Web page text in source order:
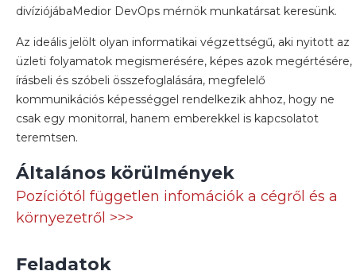
divíziójábaMedior DevOps mérnök munkatársat keresünk.
Az ideális jelölt olyan informatikai végzettségű, aki nyitott az
üzleti folyamatok megismerésére, képes azok megértésére,
írásbeli és szóbeli összefoglalására, megfelelő
kommunikációs képességgel rendelkezik ahhoz, hogy ne
csak egy monitorral, hanem emberekkel is kapcsolatot
teremtsen.
Általános körülmények
Pozíciótól független infomációk a cégről és a
környezetről >>>
Feladatok